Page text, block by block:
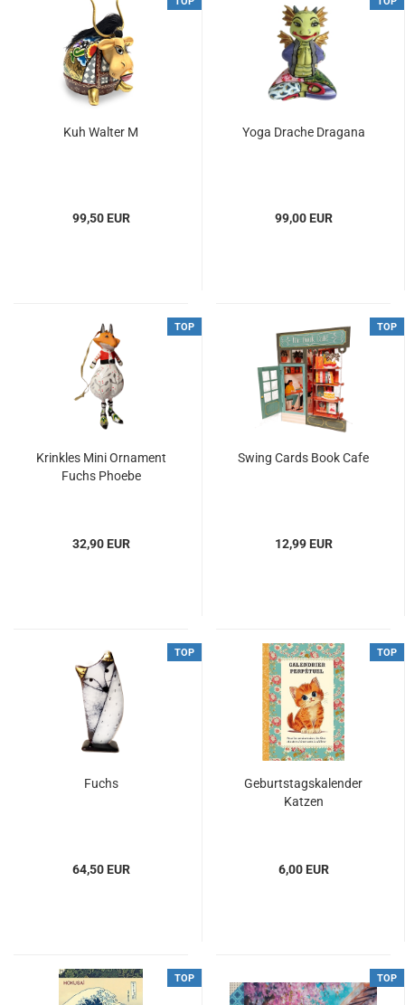
Kuh Walter M
99,50 EUR
Yoga Drache Dragana
99,00 EUR
TOP
Krinkles Mini Ornament
Fuchs Phoebe
32,90 EUR
TOP
Swing Cards Book Cafe
12,99 EUR
TOP
Fuchs
64,50 EUR
TOP
Geburtstagskalender
Katzen
6,00 EUR
TOP TOP